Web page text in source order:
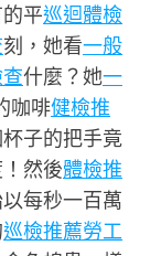
平巡迴體檢
刻，她看一般
什麼？她一
咖啡健檢推
子的把手竟
然後體檢推
每秒一百萬
巡檢推薦勞工